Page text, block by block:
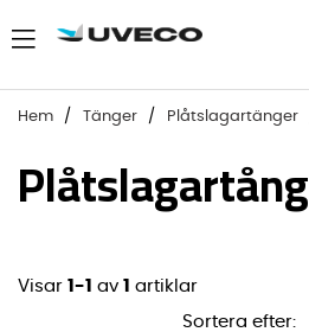
Hem Tänger Plåtslagartänger
Plåtslagartång
Visar 1-1 av 1 artiklar
Sortera efter: